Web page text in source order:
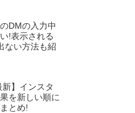
DMの入力中
!表示される
ない方法も紹
新】インスタ
を新しい順に
とめ!